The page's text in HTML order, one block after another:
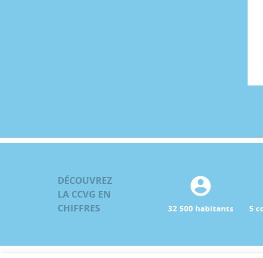
DÉCOUVREZ
LA CCVG EN
CHIFFRES
32 500 habitants 5